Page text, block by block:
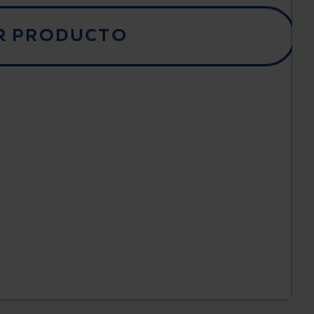
PRODUCTO